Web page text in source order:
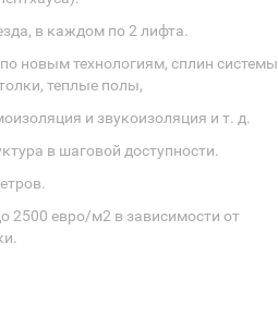
в каждом по 2 лифта.
новым технологиям, сплин системы
теплые полы,
и звукоизоляция и т. д.
в шаговой доступности.
2500 евро/м2 в зависимости от